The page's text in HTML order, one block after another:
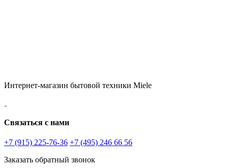
Интернет-магазин бытовой техники Miele
Связаться с нами
+7 (915) 225-76-36 +7 (495) 246 66 56
Заказать обратный звонок